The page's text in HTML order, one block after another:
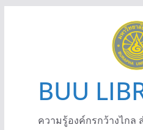
BUU
ความรู้องค์กรกว้างไกล